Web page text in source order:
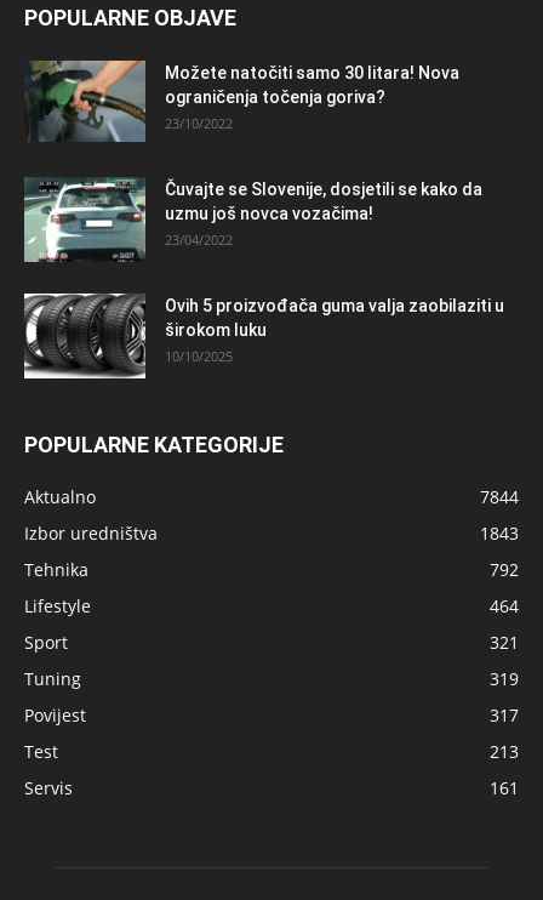
POPULARNE OBJAVE
Možete natočiti samo 30 litara! Nova
ograničenja točenja goriva?
23/10/2022
Čuvajte se Slovenije, dosjetili se kako da
uzmu još novca vozačima!
23/04/2022
Ovih 5 proizvođača guma valja zaobilaziti u
širokom luku
10/10/2025
POPULARNE KATEGORIJE
Aktualno
7844
Izbor uredništva
1843
Tehnika
792
Lifestyle
464
Sport
321
Tuning
319
Povijest
317
Test
213
Servis
161